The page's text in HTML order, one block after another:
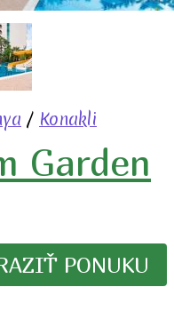
/ Konakli
Garden
PONUKU